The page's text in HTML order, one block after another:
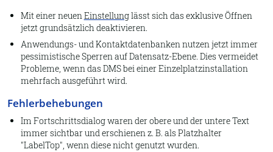
Mit einer neuen Einstellunglässt sich das exklusive Öffnen
jetzt grundsätzlich deaktivieren.
Anwendungs- und Kontaktdatenbanken nutzen jetzt immer
pessimistische Sperren auf Datensatz-Ebene. Dies vermeidet
Probleme, wenn das DMS bei einer Einzelplatzinstallation
mehrfach ausgeführt wird.
Fehlerbehebungen
Im Fortschrittsdialog waren der obere und der untere Text
immer sichtbar und erschienen z. B. als Platzhalter
"LabelTop", wenn diese nicht genutzt wurden.